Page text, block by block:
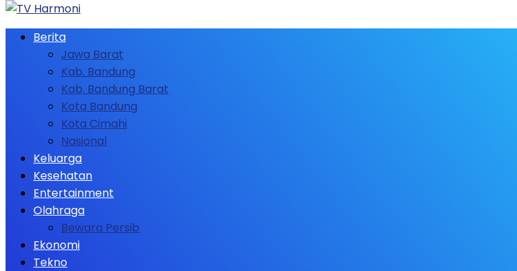
Berita
Jawa Barat
Kab. Bandung
Kab. Bandung Barat
Kota Bandung
Kota Cimahi
Nasional
Keluarga
Kesehatan
Entertainment
Olahraga
Bewara Persib
Ekonomi
Tekno